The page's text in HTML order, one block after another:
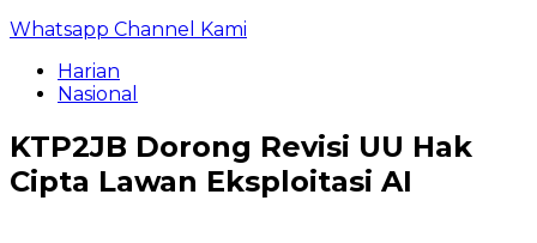
Whatsapp Channel Kami
Harian
Nasional
KTP2JB Dorong Revisi UU Hak
Cipta Lawan Eksploitasi AI